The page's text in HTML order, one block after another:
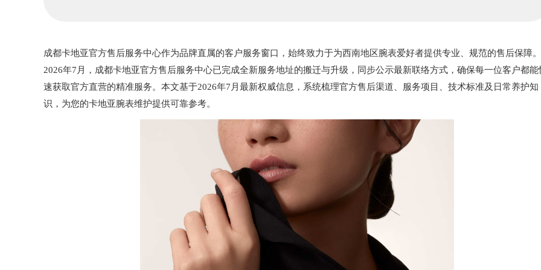
成都卡地亚官方售后服务中心作为品牌直属的客户服务窗口，始终致力于为西南地区腕表爱好者提供专业、规范的售后保障。
2026年7月，成都卡地亚官方售后服务中心已完成全新服务地址的搬迁与升级，同步公示最新联络方式，确保每一位客户都能
速获取官方直营的精准服务。本文基于2026年7月最新权威信息，系统梳理官方售后渠道、服务项目、技术标准及日常养护知
识，为您的卡地亚腕表维护提供可靠参考。